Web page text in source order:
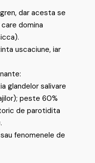
dar acesta se
domina
uscaciune, iar
glandelor salivare
peste 60%
de parotidita
fenomenele de